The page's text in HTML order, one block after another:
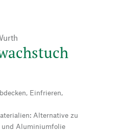
Einfrieren,
Alternative zu
und Aluminiumfolie